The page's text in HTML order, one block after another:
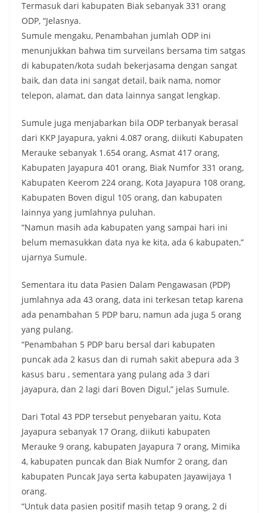
Termasuk dari kabupaten Biak sebanyak 331 orang
ODP, “Jelasnya.
Sumule mengaku, Penambahan jumlah ODP ini
menunjukkan bahwa tim surveilans bersama tim satgas
di kabupaten/kota sudah bekerjasama dengan sangat
baik, dan data ini sangat detail, baik nama, nomor
telepon, alamat, dan data lainnya sangat lengkap.
Sumule juga menjabarkan bila ODP terbanyak berasal
dari KKP Jayapura, yakni 4.087 orang, diikuti Kabupaten
Merauke sebanyak 1.654 orang, Asmat 417 orang,
Kabupaten Jayapura 401 orang, Biak Numfor 331 orang,
Kabupaten Keerom 224 orang, Kota Jayapura 108 orang,
Kabupaten Boven digul 105 orang, dan kabupaten
lainnya yang jumlahnya puluhan.
“Namun masih ada kabupaten yang sampai hari ini
belum memasukkan data nya ke kita, ada 6 kabupaten,”
ujarnya Sumule.
Sementara itu data Pasien Dalam Pengawasan (PDP)
jumlahnya ada 43 orang, data ini terkesan tetap karena
ada penambahan 5 PDP baru, namun ada juga 5 orang
yang pulang.
“Penambahan 5 PDP baru bersal dari kabupaten
puncak ada 2 kasus dan di rumah sakit abepura ada 3
kasus baru , sementara yang pulang ada 3 dari
jayapura, dan 2 lagi dari Boven Digul,” jelas Sumule.
Dari Total 43 PDP tersebut penyebaran yaitu, Kota
Jayapura sebanyak 17 Orang, diikuti kabupaten
Merauke 9 orang, kabupaten Jayapura 7 orang, Mimika
4, kabupaten puncak dan Biak Numfor 2 orang, dan
kabupaten Puncak Jaya serta kabupaten Jayawijaya 1
orang.
“Untuk data pasien positif masih tetap 9 orang, 2 di